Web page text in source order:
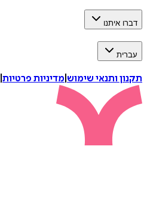
דברו איתנו
עברית
תקנון ותנאי שימוש מדיניות פרטיות